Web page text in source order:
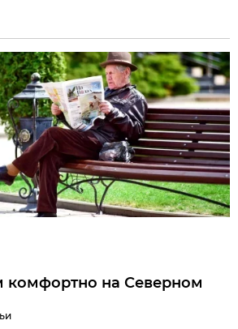
комфортно на Северном